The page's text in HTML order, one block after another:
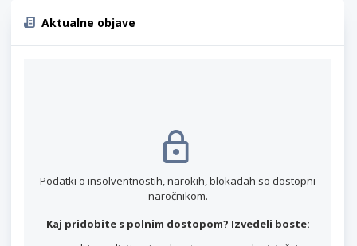
Aktualne objave
Podatki o insolventnostih, narokih, blokadah so dostopni
naročnikom.
Kaj pridobite s polnim dostopom? Izvedeli boste: